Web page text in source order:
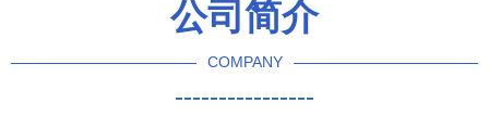
公司简介
COMPANY
----------------